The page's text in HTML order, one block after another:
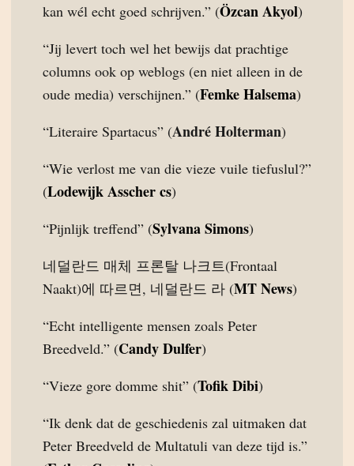
kan wél echt goed schrijven.” (Özcan Akyol)
“Jij levert toch wel het bewijs dat prachtige
columns ook op weblogs (en niet alleen in de
oude media) verschijnen.” (Femke Halsema)
“Literaire Spartacus” (André Holterman)
“Wie verlost me van die vieze vuile tiefuslul?”
(Lodewijk Asscher cs)
“Pijnlijk treffend” (Sylvana Simons)
네덜란드 매체 프론탈 나크트(Frontaal
Naakt)에 따르면, 네덜란드 라 (MT News)
“Echt intelligente mensen zoals Peter
Breedveld.” (Candy Dulfer)
“Vieze gore domme shit” (Tofik Dibi)
“Ik denk dat de geschiedenis zal uitmaken dat
Peter Breedveld de Multatuli van deze tijd is.”